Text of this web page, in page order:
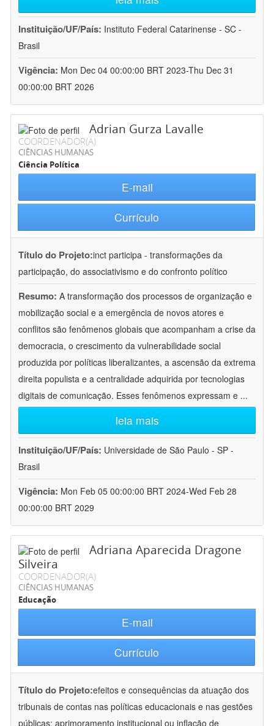
Instituição/UF/País: Instituto Federal Catarinense - SC -
Brasil
Vigência: Mon Dec 04 00:00:00 BRT 2023-Thu Dec 31
00:00:00 BRT 2026
Adrian Gurza Lavalle
COORDENADOR(A)
CIÊNCIAS HUMANAS
Ciência Política
E-mail
Currículo
Título do Projeto:inct participa - transformações da
participação, do associativismo e do confronto político
Resumo: A transformação dos processos de organização e
mobilização social e a emergência de novos atores e
conflitos são fenômenos globais que acompanham a crise da
democracia, o crescimento da vulnerabilidade social
produzida por políticas liberalizantes, a ascensão da extrema
direita populista e a centralidade adquirida por tecnologias
digitais de comunicação. Esses fenômenos expressam e ...
leia mais
Instituição/UF/País: Universidade de São Paulo - SP -
Brasil
Vigência: Mon Feb 05 00:00:00 BRT 2024-Wed Feb 28
00:00:00 BRT 2029
Adriana Aparecida Dragone
Silveira
COORDENADOR(A)
CIÊNCIAS HUMANAS
Educação
E-mail
Currículo
Título do Projeto:efeitos e consequências da atuação dos
tribunais de contas nas políticas educacionais e nas gestões
públicas: aprimoramento institucional ou inflação de